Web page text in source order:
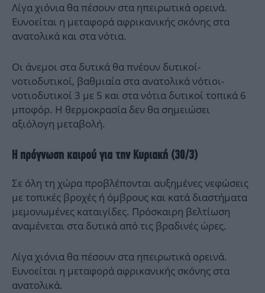
Λίγα χιόνια θα πέσουν στα ηπειρωτικά ορεινά.
Ευνοείται η μεταφορά αφρικανικής σκόνης στα
ανατολικά και στα νότια.
Οι άνεμοι στα δυτικά θα πνέουν δυτικοί-
νοτιοδυτικοί, βαθμιαία στα ανατολικά νότιοι-
νοτιοδυτικοί 3 με 5 και στα νότια δυτικοί τοπικά 6
μποφόρ. Η θερμοκρασία δεν θα σημειώσει
αξιόλογη μεταβολή.
Η πρόγνωση καιρού για την Κυριακή (30/3)
Σε όλη τη χώρα προβλέπονται αυξημένες νεφώσεις
με τοπικές βροχές ή όμβρους και κατά διαστήματα
μεμονωμένες καταιγίδες. Πρόσκαιρη βελτίωση
αναμένεται στα δυτικά από τις βραδινές ώρες.
Λίγα χιόνια θα πέσουν στα ηπειρωτικά ορεινά.
Ευνοείται η μεταφορά αφρικανικής σκόνης στα
ανατολικά.